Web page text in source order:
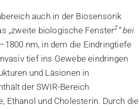
auch in der Biosensorik
„zweite biologische Fenster2“ bei
nm, in dem die Eindringtiefe
tief ins Gewebe eindringen
und Läsionen in
der SWIR-Bereich
Ethanol und Cholesterin. Durch die